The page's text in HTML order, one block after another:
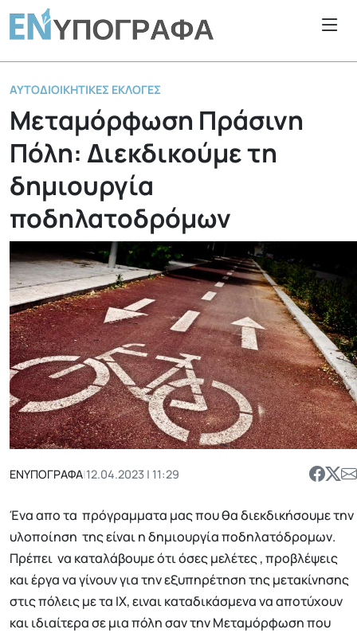
ΑΥΤΟΔΙΟΙΚΗΤΙΚΈΣ ΕΚΛΟΓΈΣ
Μεταμόρφωση Πράσινη
Πόλη: Διεκδικούμε τη
δημιουργία
ποδηλατοδρόμων
ΕΝΥΠΟΓΡΑΦΑ|12.04.2023 | 11:29
Ένα απο τα πρόγραμματα μας που θα διεκδικήσουμε την
υλοποίηση της είναι η δημιουργία ποδηλατόδρομων.
Πρέπει να καταλάβουμε ότι όσες μελέτες , προβλέψεις
και έργα να γίνουν για την εξυπηρέτηση της μετακίνησης
στις πόλεις με τα ΙΧ, ειναι καταδικάσμενα να αποτύχουν
και ιδιαίτερα σε μια πόλη σαν την Μεταμόρφωση που